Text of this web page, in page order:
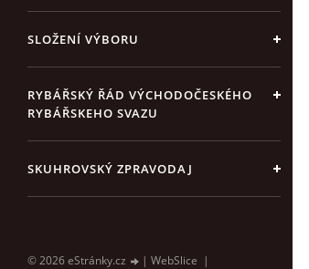
SLOŽENÍ VÝBORU
RYBÁŘSKÝ ŘÁD VÝCHODOČESKÉHO
RYBÁŘSKEHO SVAZU
SKUHROVSKÝ ZPRAVODAJ
© 2026 eStránky.cz | WebSlice |